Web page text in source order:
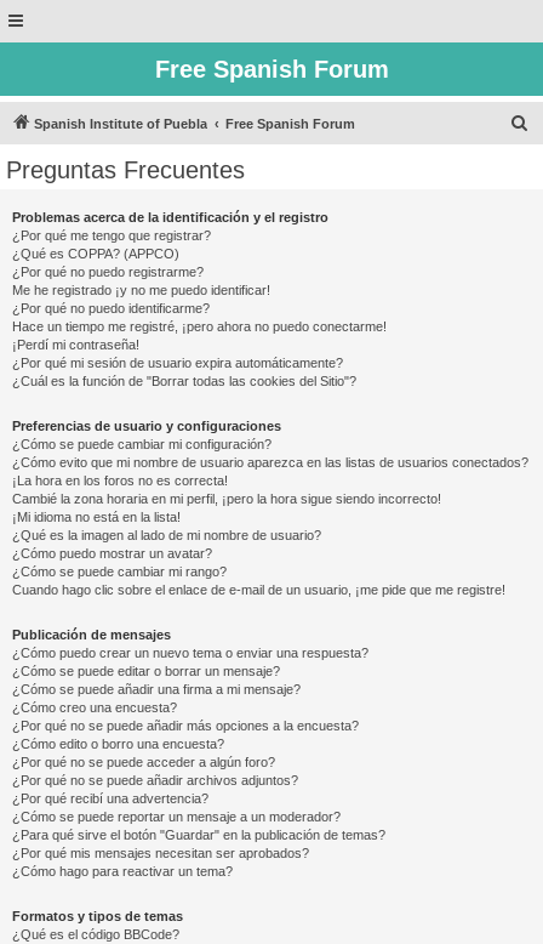
Free Spanish Forum
Spanish Institute of Puebla Free Spanish Forum
Preguntas Frecuentes
Problemas acerca de la identificación y el registro
¿Por qué me tengo que registrar?
¿Qué es COPPA? (APPCO)
¿Por qué no puedo registrarme?
Me he registrado ¡y no me puedo identificar!
¿Por qué no puedo identificarme?
Hace un tiempo me registré, ¡pero ahora no puedo conectarme!
¡Perdí mi contraseña!
¿Por qué mi sesión de usuario expira automáticamente?
¿Cuál es la función de "Borrar todas las cookies del Sitio"?
Preferencias de usuario y configuraciones
¿Cómo se puede cambiar mi configuración?
¿Cómo evito que mi nombre de usuario aparezca en las listas de usuarios conectados?
¡La hora en los foros no es correcta!
Cambié la zona horaria en mi perfil, ¡pero la hora sigue siendo incorrecto!
¡Mi idioma no está en la lista!
¿Qué es la imagen al lado de mi nombre de usuario?
¿Cómo puedo mostrar un avatar?
¿Cómo se puede cambiar mi rango?
Cuando hago clic sobre el enlace de e-mail de un usuario, ¡me pide que me registre!
Publicación de mensajes
¿Cómo puedo crear un nuevo tema o enviar una respuesta?
¿Cómo se puede editar o borrar un mensaje?
¿Cómo se puede añadir una firma a mi mensaje?
¿Cómo creo una encuesta?
¿Por qué no se puede añadir más opciones a la encuesta?
¿Cómo edito o borro una encuesta?
¿Por qué no se puede acceder a algún foro?
¿Por qué no se puede añadir archivos adjuntos?
¿Por qué recibí una advertencia?
¿Cómo se puede reportar un mensaje a un moderador?
¿Para qué sirve el botón "Guardar" en la publicación de temas?
¿Por qué mis mensajes necesitan ser aprobados?
¿Cómo hago para reactivar un tema?
Formatos y tipos de temas
¿Qué es el código BBCode?